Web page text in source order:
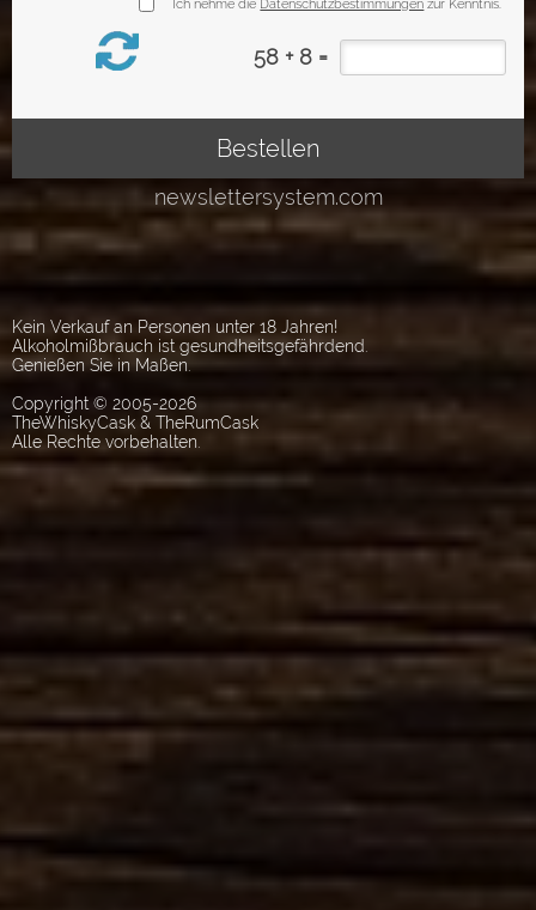
Kein Verkauf an Personen unter 18 Jahren!
Alkoholmißbrauch ist gesundheitsgefährdend.
Genießen Sie in Maßen.
Copyright © 2005-2026
TheWhiskyCask & TheRumCask
Alle Rechte vorbehalten.